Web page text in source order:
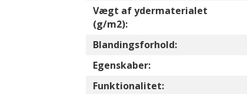
Vægt af ydermaterialet
(g/m2):
Blandingsforhold:
Egenskaber:
Funktionalitet: